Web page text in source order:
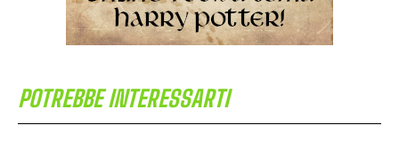
POTREBBE INTERESSARTI